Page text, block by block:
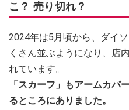
こ？ 売り切れ？
2024年は5月頃から、ダイ
くさん並ぶようになり、店
れています。
「スカーフ」もアームカバ
るところにありました。